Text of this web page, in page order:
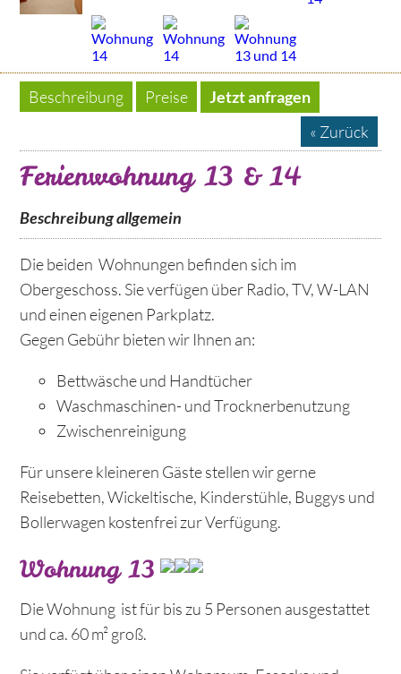
Beschreibung Preise Jetzt anfragen
« Zurück
Ferienwohnung 13 & 14
Beschreibung allgemein
Die beiden Wohnungen befinden sich im
Obergeschoss. Sie verfügen über Radio, TV, W-LAN
und einen eigenen Parkplatz.
Gegen Gebühr bieten wir Ihnen an:
Bettwäsche und Handtücher
Waschmaschinen- und Trocknerbenutzung
Zwischenreinigung
Für unsere kleineren Gäste stellen wir gerne
Reisebetten, Wickeltische, Kinderstühle, Buggys und
Bollerwagen kostenfrei zur Verfügung.
Wohnung 13
Die Wohnung ist für bis zu 5 Personen ausgestattet
und ca. 60 m² groß.